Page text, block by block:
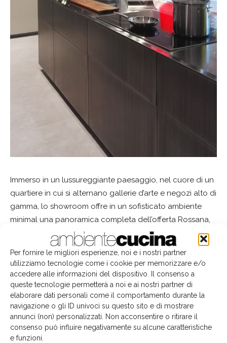
Per fornire le migliori esperienze, noi e i nostri partner
utilizziamo tecnologie come i cookie per memorizzare e/o
accedere alle informazioni del dispositivo. Il consenso a
queste tecnologie permetterà a noi e ai nostri partner di
elaborare dati personali come il comportamento durante la
navigazione o gli ID univoci su questo sito e di mostrare
annunci (non) personalizzati. Non acconsentire o ritirare il
consenso può influire negativamente su alcune caratteristiche
e funzioni.
Immerso in un lussureggiante paesaggio, nel cuore di un
quartiere in cui si alternano gallerie d’arte e negozi alto di
gamma, lo showroom offre in un sofisticato ambiente
minimal una panoramica completa dell’offerta Rossana,
attraverso un’esposizione che esprime appieno i valori
simbolo del brand. Tra i modelli esposti: HT50 con ante e
top in acciaio pennellato e tavolo penisola in eucalipto
scuro, il sistema di armadiature TU23 e TU23 Architectural
declinati in tutte le loro preziose possibilità compositive
con ante in eucalipto scuro termo trattato, TK38 in
versione bianco lucido e HD23 nei toni freddi del bianco
e grigio mixando laccato opaco e lucido.